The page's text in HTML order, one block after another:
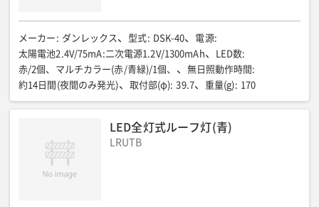
メーカー : ダンレックス 型式: DSK-40 電源:
太陽電池2.4V/75mA:二次電源1.2V/1300mAh
LED数:
赤/2個、マルチカラー(赤/青緑)/1個、
無日照動作時間 :
約14日間(夜間のみ発光)
取付部(φ): 39.7 重量(g): 170
LED全灯式ルーフ灯(青)
LRUTB